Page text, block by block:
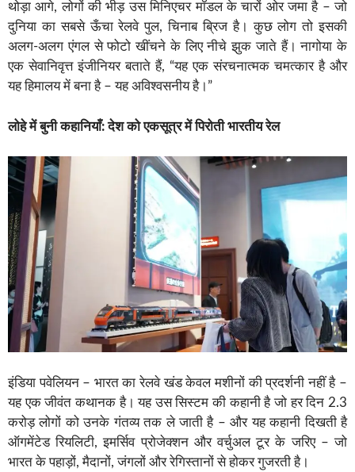
थोड़ा आगे, लोगों की भीड़ उस मिनिएचर मॉडल के चारों ओर जमा है – जो
दुनिया का सबसे ऊँचा रेलवे पुल, चिनाब ब्रिज है। कुछ लोग तो इसकी
अलग-अलग एंगल से फोटो खींचने के लिए नीचे झुक जाते हैं। नागोया के
एक सेवानिवृत्त इंजीनियर बताते हैं, “यह एक संरचनात्मक चमत्कार है और
यह हिमालय में बना है – यह अविश्वसनीय है।”
लोहे में बुनी कहानियाँ: देश को एकसूत्र में पिरोती भारतीय रेल
इंडिया पवेलियन – भारत का रेलवे खंड केवल मशीनों की प्रदर्शनी नहीं है –
यह एक जीवंत कथानक है। यह उस सिस्टम की कहानी है जो हर दिन 2.3
करोड़ लोगों को उनके गंतव्य तक ले जाती है – और यह कहानी दिखती है
ऑगमेंटेड रियलिटी, इमर्सिव प्रोजेक्शन और वर्चुअल टूर के जरिए – जो
भारत के पहाड़ों, मैदानों, जंगलों और रेगिस्तानों से होकर गुजरती है।